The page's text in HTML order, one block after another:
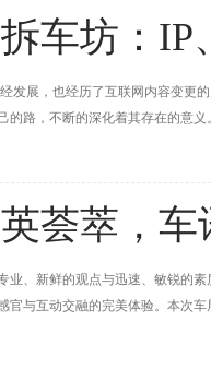
拆车坊：
发展，也经历了互联网内容变更
的路，不断的深化着其存在的意义
荟萃，
业、新鲜的观点与迅速、敏锐的
官与互动交融的完美体验。本次